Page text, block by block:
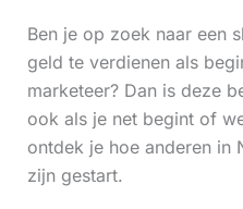
Ben je op zoek naar een
geld te verdienen als
marketeer? Dan is deze
ook als je net begint of
ontdek je hoe anderen in
zijn gestart.